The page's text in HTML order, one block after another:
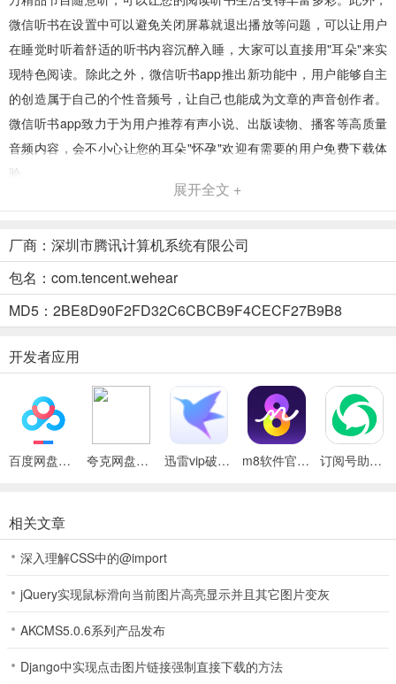
微信听书在设置中可以避免关闭屏幕就退出播放等问题，可以让用户
在睡觉时听着舒适的听书内容沉醉入睡，大家可以直接用"耳朵"来实
现特色阅读。除此之外，微信听书app推出新功能中，用户能够自主
的创造属于自己的个性音频号，让自己也能成为文章的声音创作者。
微信听书app致力于为用户推荐有声小说、出版读物、播客等高质量
音频内容，会不小心让您的耳朵"怀孕"欢迎有需要的用户免费下载体
验。
微信听书官方版介绍
百万书籍无广告免费听！《三体》《人类简史》《庆余年》《剑来》
《医妃倾天下》《总裁老公惹不得》等热门书籍均可畅听。
数万精品节目随意听！情感电台、历史人文、健康财经、时事观点，
在这里都能发现！
你还可以来开通音频号，发表音频节目，让世界听到你的声音！
展开全文 +
厂商：深圳市腾讯计算机系统有限公司
包名：com.tencent.wehear
MD5：2BE8D90F2FD32C6CBCB9F4CECF27B9B8
开发者应用
百度网盘绿色免安装Pc电脑版 夸克网盘官方正式版 迅雷vip破解版永久会员2024版 m8软件官方版 订阅号助手安卓版
相关文章
深入理解CSS中的@import
jQuery实现鼠标滑向当前图片高亮显示并且其它图片变灰
AKCMS5.0.6系列产品发布
Django中实现点击图片链接强制直接下载的方法